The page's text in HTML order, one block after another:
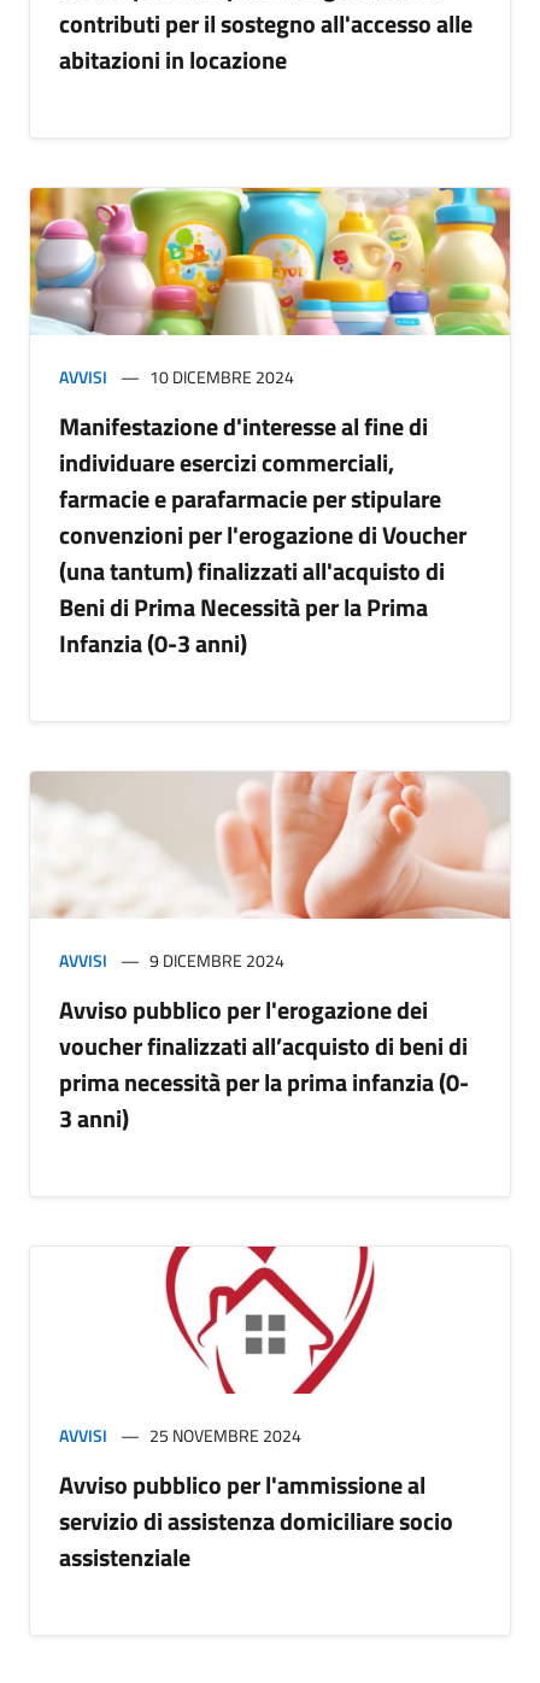
contributi per il sostegno all'accesso alle
abitazioni in locazione
AVVISI 10 DICEMBRE 2024
Manifestazione d'interesse al fine di
individuare esercizi commerciali,
farmacie e parafarmacie per stipulare
convenzioni per l'erogazione di Voucher
(una tantum) finalizzati all'acquisto di
Beni di Prima Necessità per la Prima
Infanzia (0-3 anni)
AVVISI 9 DICEMBRE 2024
Avviso pubblico per l'erogazione dei
voucher finalizzati all’acquisto di beni di
prima necessità per la prima infanzia (0-
3 anni)
AVVISI 25 NOVEMBRE 2024
Avviso pubblico per l'ammissione al
servizio di assistenza domiciliare socio
assistenziale